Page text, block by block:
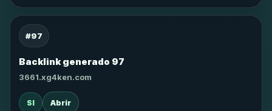
#97
Backlink generado 97
3661.xg4ken.com
SI Abrir